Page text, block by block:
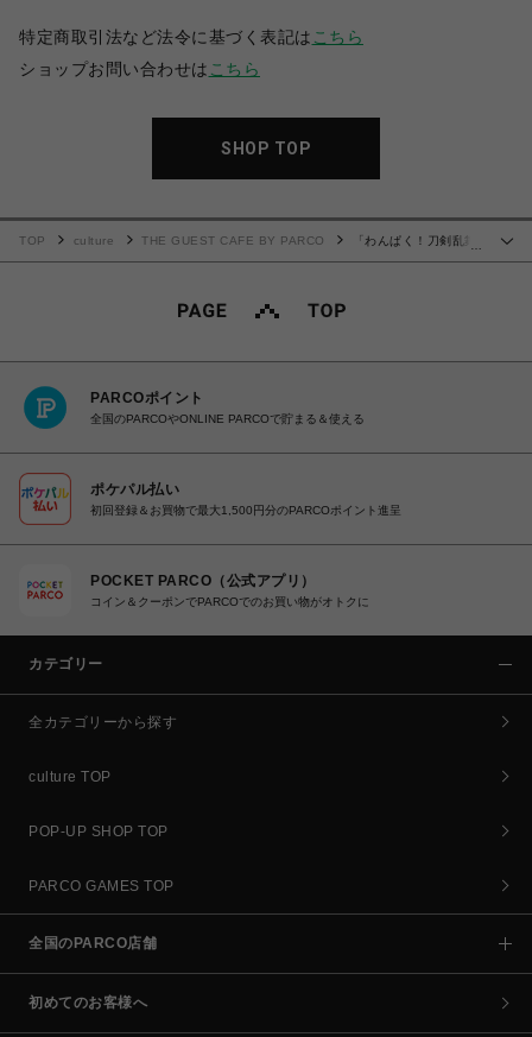
特定商取引法など法令に基づく表記は こちら
ショップお問い合わせは こちら
SHOP TOP
TOP culture THE GUEST CAFE BY PARCO
「わんぱく！刀剣乱舞
PARCOポイント
全国のPARCOやONLINE PARCOで貯まる＆使える
ポケパル払い
初回登録＆お買物で最大1,500円分のPARCOポイント進呈
POCKET PARCO（公式アプリ）
コイン＆クーポンでPARCOでのお買い物がオトクに
カテゴリー
全カテゴリーから探す
culture TOP
POP-UP SHOP TOP
PARCO GAMES TOP
全国のPARCO店舗
初めてのお客様へ